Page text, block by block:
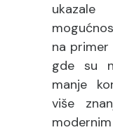
na
gde su
manje
više